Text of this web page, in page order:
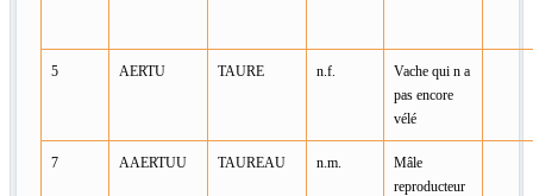
5 AERTU TAURE n.f.
Vache qui n a
pas encore
vélé
7 AAERTUU TAUREAU n.m.
Mâle
reproducteur